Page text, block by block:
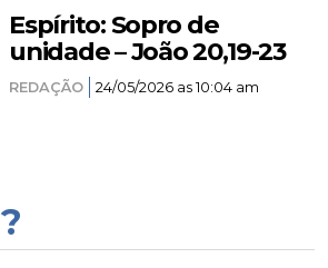
Espírito: Sopro de
unidade – João 20,19-23
REDAÇÃO 24/05/2026 as 10:04 am